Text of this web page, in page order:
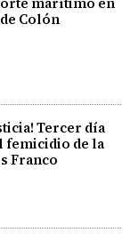
Colón
Tercer día
femicidio de la
Franco